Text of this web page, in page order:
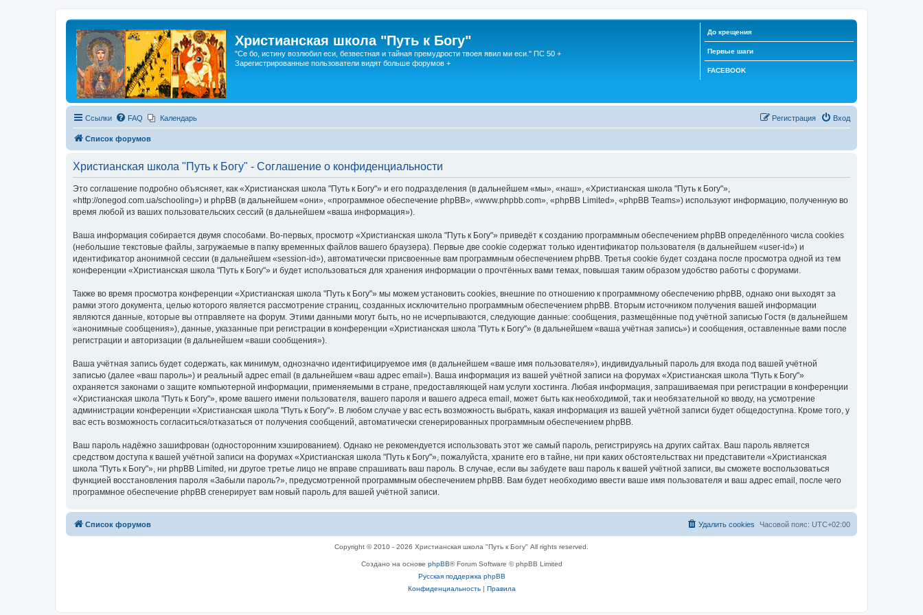
Христианская школа "Путь к Богу"
"Се бо, истину возлюбил еси, безвестная и тайная премудрости твоея явил ми еси." ПС 50 +
Зарегистрированные пользователи видят больше форумов +
До крещения
Первые шаги
FACEBOOK
Ссылки FAQ Календарь Вход
Регистрация
Список форумов
Христианская школа "Путь к Богу" - Соглашение о конфиденциальности
Это соглашение подробно объясняет, как «Христианская школа "Путь к Богу"» и его подразделения (в дальнейшем «мы», «наш», «Христианская школа "Путь к Богу"»,
«http://onegod.com.ua/schooling») и phpBB (в дальнейшем «они», «программное обеспечение phpBB», «www.phpbb.com», «phpBB Limited», «phpBB Teams») используют информацию, полученную во
время любой из ваших пользовательских сессий (в дальнейшем «ваша информация»).
Ваша информация собирается двумя способами. Во-первых, просмотр «Христианская школа "Путь к Богу"» приведёт к созданию программным обеспечением phpBB определённого числа cookies
(небольшие текстовые файлы, загружаемые в папку временных файлов вашего браузера). Первые две cookie содержат только идентификатор пользователя (в дальнейшем «user-id») и
идентификатор анонимной сессии (в дальнейшем «session-id»), автоматически присвоенные вам программным обеспечением phpBB. Третья cookie будет создана после просмотра одной из тем
конференции «Христианская школа "Путь к Богу"» и будет использоваться для хранения информации о прочтённых вами темах, повышая таким образом удобство работы с форумами.
Также во время просмотра конференции «Христианская школа "Путь к Богу"» мы можем установить cookies, внешние по отношению к программному обеспечению phpBB, однако они выходят за
рамки этого документа, целью которого является рассмотрение страниц, созданных исключительно программным обеспечением phpBB. Вторым источником получения вашей информации
являются данные, которые вы отправляете на форум. Этими данными могут быть, но не исчерпываются, следующие данные: сообщения, размещённые под учётной записью Гостя (в дальнейшем
«анонимные сообщения»), данные, указанные при регистрации в конференции «Христианская школа "Путь к Богу"» (в дальнейшем «ваша учётная запись») и сообщения, оставленные вами после
регистрации и авторизации (в дальнейшем «ваши сообщения»).
Ваша учётная запись будет содержать, как минимум, однозначно идентифицируемое имя (в дальнейшем «ваше имя пользователя»), индивидуальный пароль для входа под вашей учётной
записью (далее «ваш пароль») и реальный адрес email (в дальнейшем «ваш адрес email»). Ваша информация из вашей учётной записи на форумах «Христианская школа "Путь к Богу"»
охраняется законами о защите компьютерной информации, применяемыми в стране, предоставляющей нам услуги хостинга. Любая информация, запрашиваемая при регистрации в конференции
«Христианская школа "Путь к Богу"», кроме вашего имени пользователя, вашего пароля и вашего адреса email, может быть как необходимой, так и необязательной ко вводу, на усмотрение
администрации конференции «Христианская школа "Путь к Богу"». В любом случае у вас есть возможность выбрать, какая информация из вашей учётной записи будет общедоступна. Кроме того, у
вас есть возможность согласиться/отказаться от получения сообщений, автоматически сгенерированных программным обеспечением phpBB.
Ваш пароль надёжно зашифрован (односторонним хэшированием). Однако не рекомендуется использовать этот же самый пароль, регистрируясь на других сайтах. Ваш пароль является
средством доступа к вашей учётной записи на форумах «Христианская школа "Путь к Богу"», пожалуйста, храните его в тайне, ни при каких обстоятельствах ни представители «Христианская
школа "Путь к Богу"», ни phpBB Limited, ни другое третье лицо не вправе спрашивать ваш пароль. В случае, если вы забудете ваш пароль к вашей учётной записи, вы сможете воспользоваться
функцией восстановления пароля «Забыли пароль?», предусмотренной программным обеспечением phpBB. Вам будет необходимо ввести ваше имя пользователя и ваш адрес email, после чего
программное обеспечение phpBB сгенерирует вам новый пароль для вашей учётной записи.
Список форумов Часовой пояс: UTC+02:00
Удалить cookies
Copyright © 2010 - 2026 Христианская школа "Путь к Богу" All rights reserved.
Создано на основе phpBB® Forum Software © phpBB Limited
Русская поддержка phpBB
Конфиденциальность| Правила